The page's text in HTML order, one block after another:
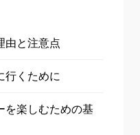
由と注意点
行くために
を楽しむための基